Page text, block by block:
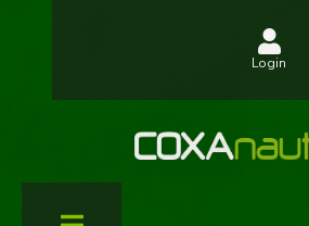
Login